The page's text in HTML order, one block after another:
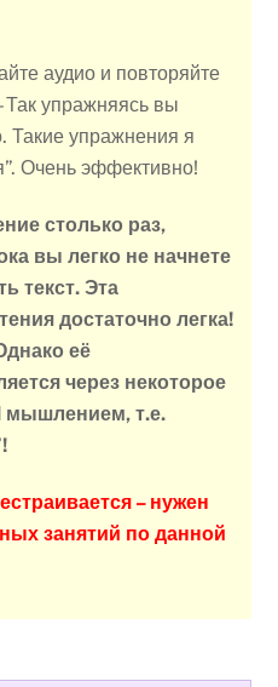
аудио и повторяйте
Так упражняясь вы
Такие упражнения я
Очень эффективно!
столько раз,
вы легко не начнете
текст.Эта
достаточно легка!
её
через некоторое
т.е.
– нужен
занятий по данной